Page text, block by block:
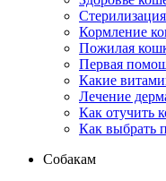
Кормление
Пожилая
Первая
Какие
Лечение
Как отучить
Как выбрать
Собакам